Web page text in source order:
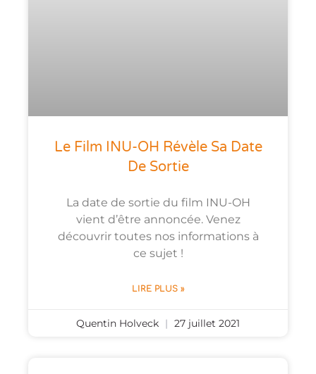
Le Film INU-OH Révèle Sa Date
De Sortie
La date de sortie du film INU-OH
vient d’être annoncée. Venez
découvrir toutes nos informations à
ce sujet !
LIRE PLUS »
Quentin Holveck 27 juillet 2021